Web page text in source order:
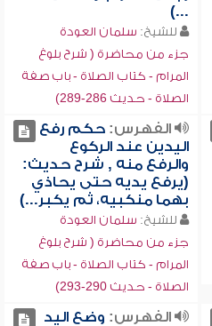
...)
للشيخ: سلمان العودة
جزء من محاضرة ( شرح بلوغ
المرام - كتاب الصلاة - باب صفة
الصلاة - حديث 286-289)
الفهرس:حكم رفع
اليدين عند الركوع
والرفع منه , شرح حديث:
(يرفع يديه حتى يحاذي
بهما منكبيه، ثم يكبر...)
للشيخ: سلمان العودة
جزء من محاضرة ( شرح بلوغ
المرام - كتاب الصلاة - باب صفة
الصلاة - حديث 290-293)
الفهرس: وضع اليد